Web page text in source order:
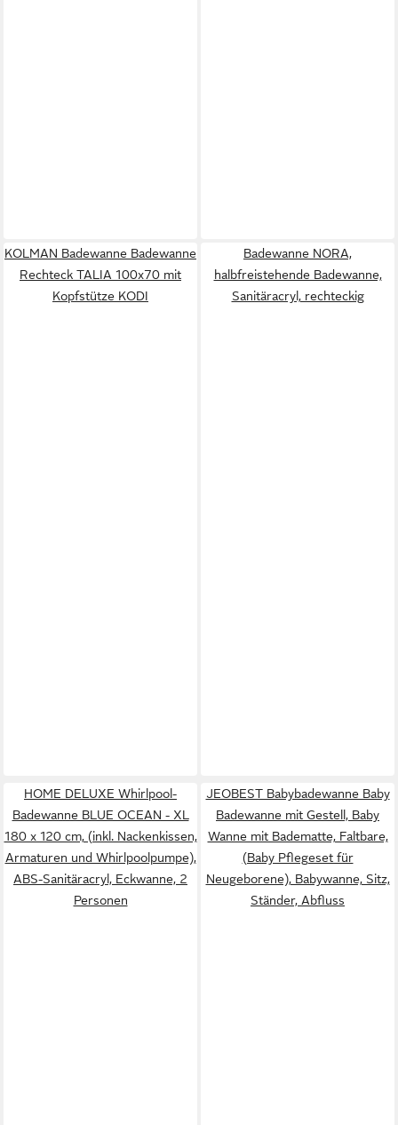
KOLMAN Badewanne Badewanne
Rechteck TALIA 100x70 mit
Kopfstütze KODI
Badewanne NORA,
halbfreistehende Badewanne,
Sanitäracryl, rechteckig
HOME DELUXE Whirlpool-
Badewanne BLUE OCEAN - XL
180 x 120 cm, (inkl. Nackenkissen,
Armaturen und Whirlpoolpumpe),
ABS-Sanitäracryl, Eckwanne, 2
Personen
JEOBEST Babybadewanne Baby
Badewanne mit Gestell, Baby
Wanne mit Badematte, Faltbare,
(Baby Pflegeset für
Neugeborene), Babywanne, Sitz,
Ständer, Abfluss